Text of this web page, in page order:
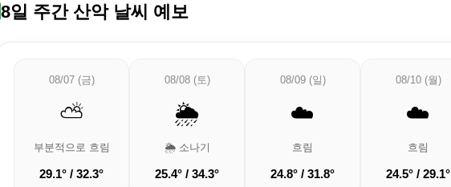
8일 주간 산악 날씨 예보
08/07 (금)
⛅
부분적으로 흐림
29.1° / 32.3°
08/08 (토)
🌦️
🌦️ 소나기
25.4° / 34.3°
08/09 (일)
☁️
흐림
24.8° / 31.8°
08/10 (월)
☁️
흐림
24.5° / 29.1°